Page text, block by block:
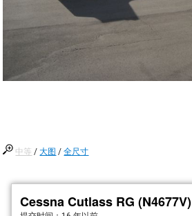
中等 /大图 /全尺寸
Cessna Cutlass RG (N4677V)